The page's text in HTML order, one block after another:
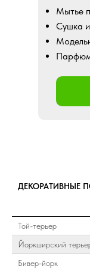
Мытье
Сушка
ДЕКОРАТИВНЫЕ
Той-терьер
Йоркширский
Бивер-йорк